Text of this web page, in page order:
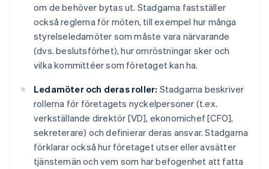
om de behöver bytas ut. Stadgarna fastställer
också reglerna för möten, till exempel hur många
styrelseledamöter som måste vara närvarande
(dvs. beslutsförhet), hur omröstningar sker och
vilka kommittéer som företaget kan ha.
Ledamöter och deras roller: Stadgarna beskriver
rollerna för företagets nyckelpersoner (t.ex.
verkställande direktör [VD], ekonomichef [CFO],
sekreterare) och definierar deras ansvar. Stadgarna
förklarar också hur företaget utser eller avsätter
tjänstemän och vem som har befogenhet att fatta